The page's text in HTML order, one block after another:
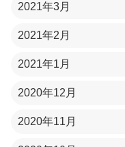
2021年3月
2021年2月
2021年1月
2020年12月
2020年11月